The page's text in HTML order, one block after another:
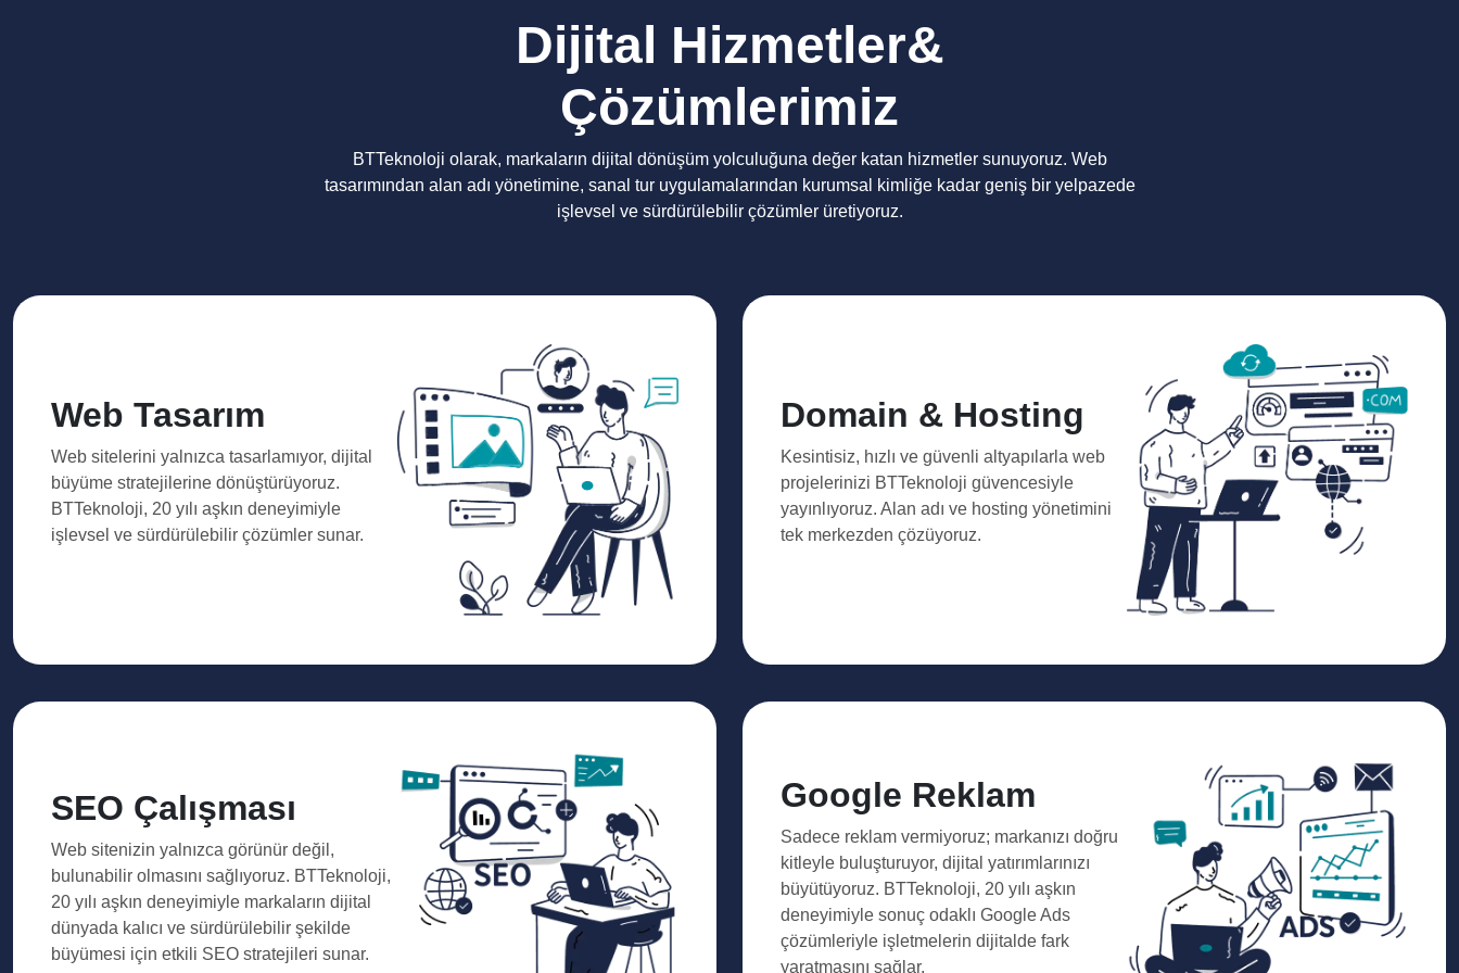
Dijital Hizmetler&
Çözümlerimiz
BTTeknoloji olarak, markaların dijital dönüşüm yolculuğuna değer katan hizmetler sunuyoruz. Web
tasarımından alan adı yönetimine, sanal tur uygulamalarından kurumsal kimliğe kadar geniş bir yelpazede
işlevsel ve sürdürülebilir çözümler üretiyoruz.
Web Tasarım
Web sitelerini yalnızca tasarlamıyor, dijital
büyüme stratejilerine dönüştürüyoruz.
BTTeknoloji, 20 yılı aşkın deneyimiyle
işlevsel ve sürdürülebilir çözümler sunar.
Domain & Hosting
Kesintisiz, hızlı ve güvenli altyapılarla web
projelerinizi BTTeknoloji güvencesiyle
yayınlıyoruz. Alan adı ve hosting yönetimini
tek merkezden çözüyoruz.
SEO Çalışması
Web sitenizin yalnızca görünür değil,
bulunabilir olmasını sağlıyoruz. BTTeknoloji,
20 yılı aşkın deneyimiyle markaların dijital
dünyada kalıcı ve sürdürülebilir şekilde
büyümesi için etkili SEO stratejileri sunar.
Google Reklam
Sadece reklam vermiyoruz; markanızı doğru
kitleyle buluşturuyor, dijital yatırımlarınızı
büyütüyoruz. BTTeknoloji, 20 yılı aşkın
deneyimiyle sonuç odaklı Google Ads
çözümleriyle işletmelerin dijitalde fark
yaratmasını sağlar.